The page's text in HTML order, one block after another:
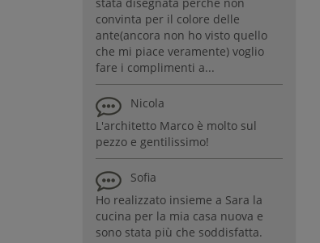
convinta per il colore delle
ante(ancora non ho visto quello
che mi piace veramente) voglio
fare i complimenti a...
Nicola
L'architetto Marco è molto sul
pezzo e gentilissimo!
Sofia
Ho realizzato insieme a Sara la
cucina per la mia casa nuova e
sono stata più che soddisfatta.